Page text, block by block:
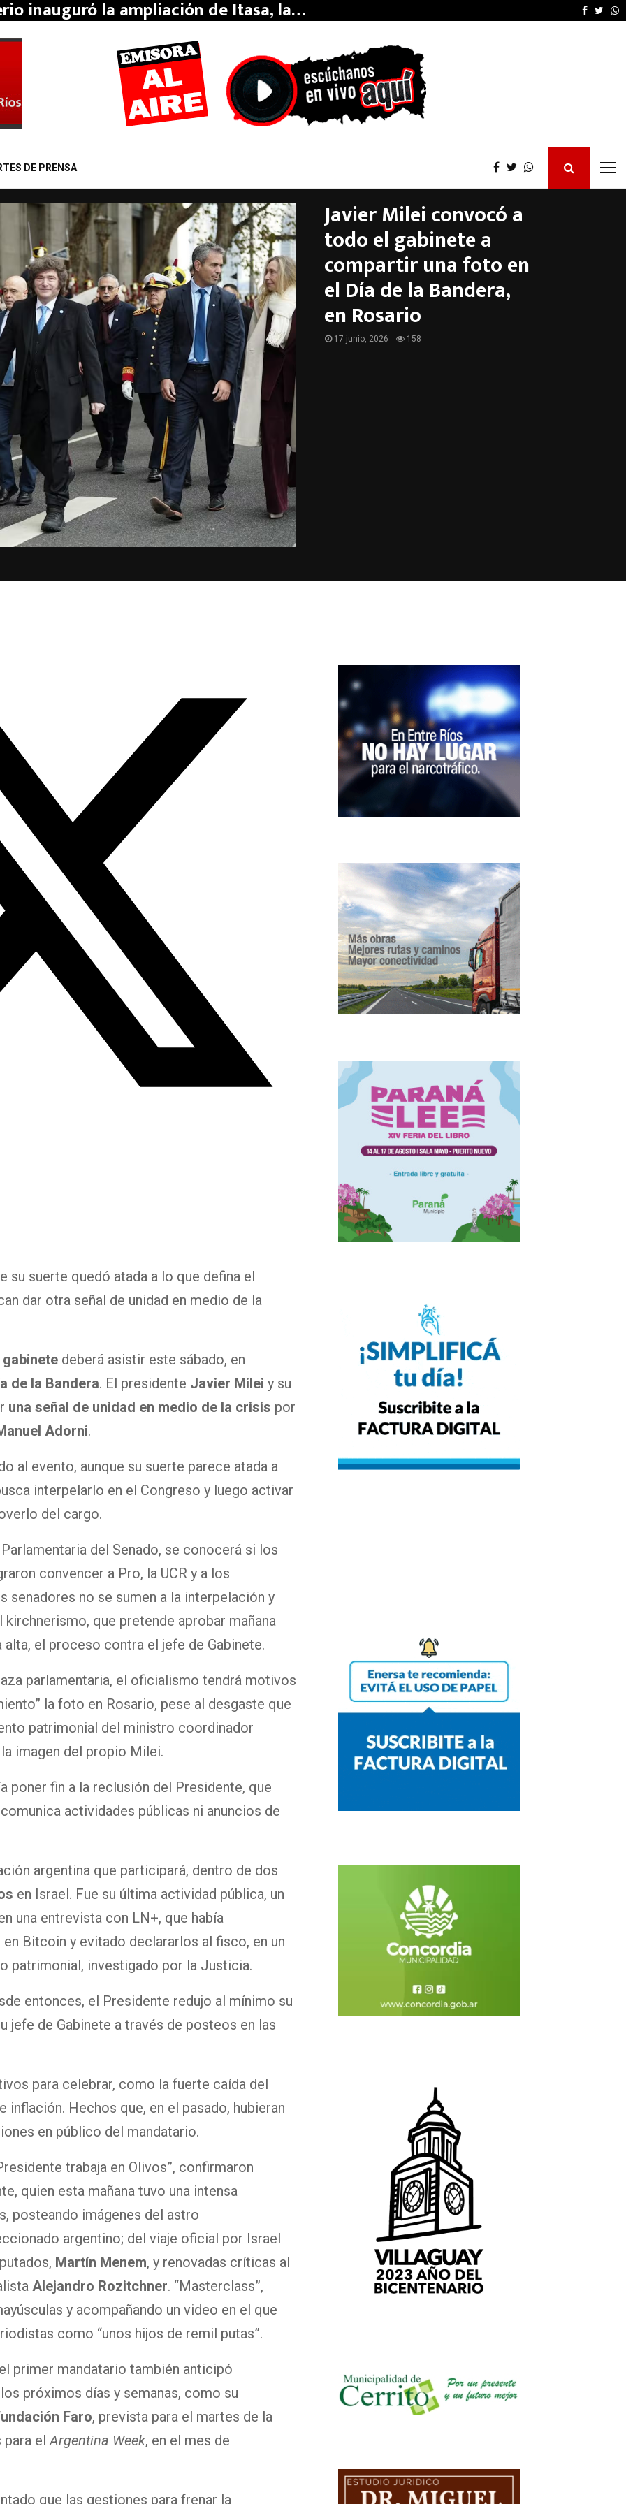
inauguró la ampliación de Itasa, la… Furia de Patricia
DE PRENSA
Javier Milei convocó a
todo el gabinete a
compartir una foto en
el Día de la Bandera,
en Rosario
17 junio, 2026 158
su suerte quedó atada a lo que defina el
dar otra señal de unidad en medio de la
deberá asistir este sábado, en
de la Bandera. El presidente Javier Milei y su
una señal de unidad en medio de la crisis por
Adorni.
al evento, aunque su suerte parece atada a
interpelarlo en el Congreso y luego activar
del cargo.
del Senado, se conocerá si los
convencer a Pro, la UCR y a los
senadores no se sumen a la interpelación y
que pretende aprobar mañana
el proceso contra el jefe de Gabinete.
parlamentaria, el oficialismo tendrá motivos
la foto en Rosario, pese al desgaste que
patrimonial del ministro coordinador
imagen del propio Milei.
poner fin a la reclusión del Presidente, que
actividades públicas ni anuncios de
argentina que participará, dentro de dos
en Israel. Fue su última actividad pública, un
una entrevista con LN+, que había
Bitcoin y evitado declararlos al fisco, en un
patrimonial, investigado por la Justicia.
entonces, el Presidente redujo al mínimo su
jefe de Gabinete a través de posteos en las
para celebrar, como la fuerte caída del
inflación. Hechos que, en el pasado, hubieran
en público del mandatario.
trabaja en Olivos”, confirmaron
quien esta mañana tuvo una intensa
posteando imágenes del astro
argentino; del viaje oficial por Israel
Martín Menem, y renovadas críticas al
Alejandro Rozitchner. “Masterclass”,
y acompañando un video en el que
como “unos hijos de remil putas”.
primer mandatario también anticipó
próximos días y semanas, como su
Faro, prevista para el martes de la
para elArgentina Week, en el mes de
que las gestiones para frenar la